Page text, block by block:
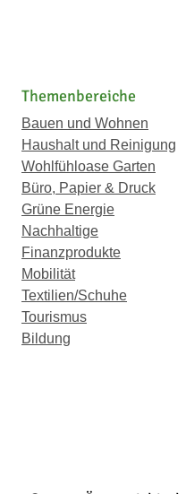
Themenbereiche
Bauen und Wohnen
Haushalt und Reinigung
Wohlfühloase Garten
Büro, Papier & Druck
Grüne Energie
Nachhaltige
Finanzprodukte
Mobilität
Textilien/Schuhe
Tourismus
Bildung